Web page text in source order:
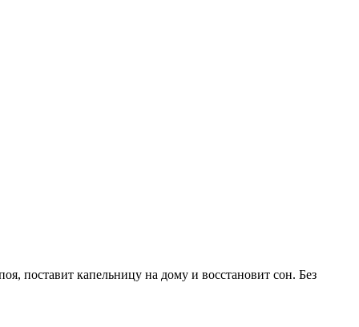
поставит капельницу на дому и восстановит сон. Без